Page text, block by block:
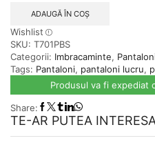
WX3
-
albastru
ADAUGĂ ÎN COȘ
Wishlist
SKU: T701PBS
Categorii: Imbracaminte,
Tags: Pantaloni, pantaloni lucru,
Produsul va fi expediat
Share:
TE-AR PUTEA